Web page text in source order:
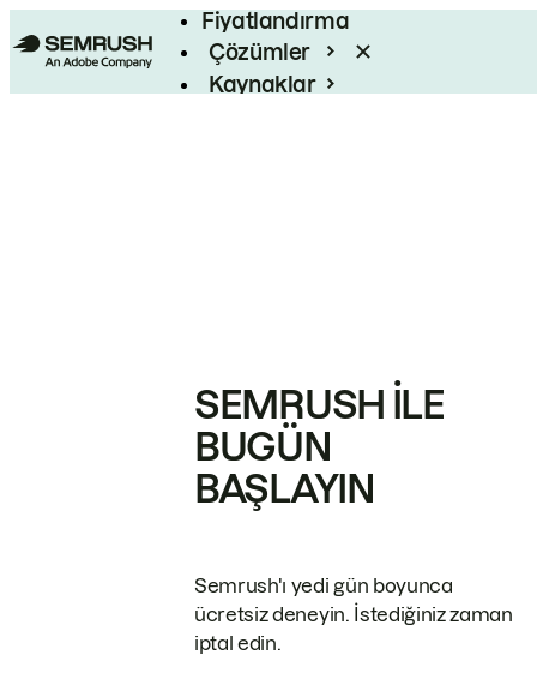
Fiyatlandırma
Çözümler
Kaynaklar
SEMRUSH ILE
BUGÜN
BAŞLAYIN
Semrush'ı yedi gün boyunca
ücretsiz deneyin. İstediğiniz zaman
iptal edin.